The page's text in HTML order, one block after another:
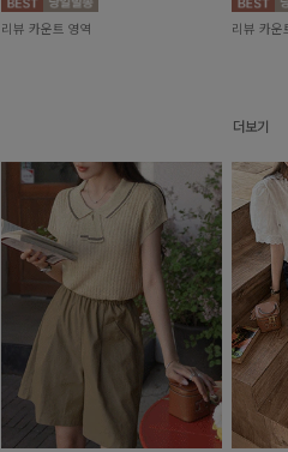
리뷰 카운트 영역 리뷰 카운
더보기